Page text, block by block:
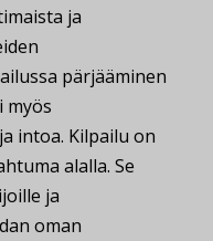
ja
pärjääminen
myös
intoa. Kilpailu on
alalla. Se
ja
oman